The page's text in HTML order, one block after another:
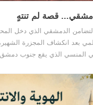
قصة لم تنتهٍ
الذي دخل المحافل
بعد انكشاف المجزرة
المنسي الذي يقع جنوب